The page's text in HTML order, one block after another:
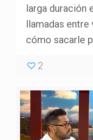
larga duración
llamadas entre
cómo sacarle
2